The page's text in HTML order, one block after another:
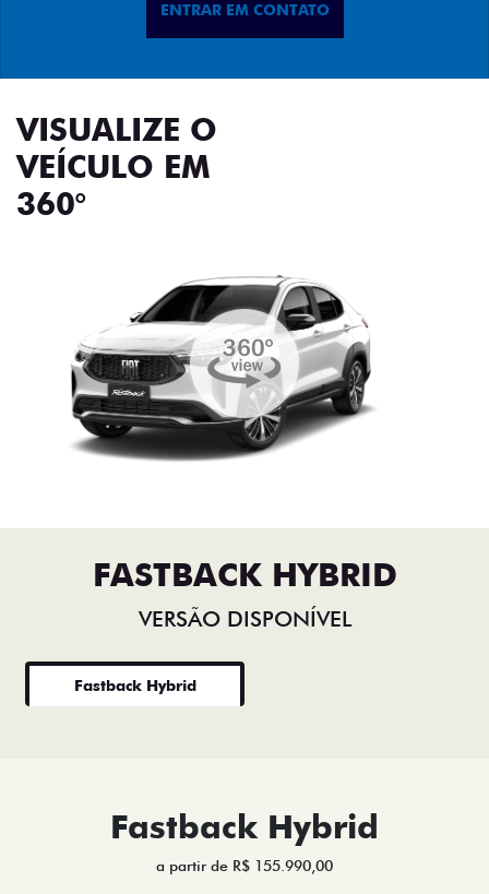
ENTRAR EM CONTATO
VISUALIZE O
VEÍCULO EM
360°
FASTBACK HYBRID
VERSÃO DISPONÍVEL
Fastback Hybrid
Fastback Hybrid
a partir de R$ 155.990,00